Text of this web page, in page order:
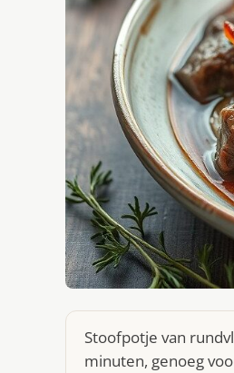
Stoofpotje van
minuten, genoeg